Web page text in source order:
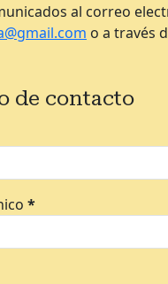
al correo
o a través
de contacto
*